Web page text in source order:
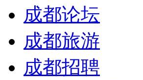
成都论坛
成都旅游
成都招聘